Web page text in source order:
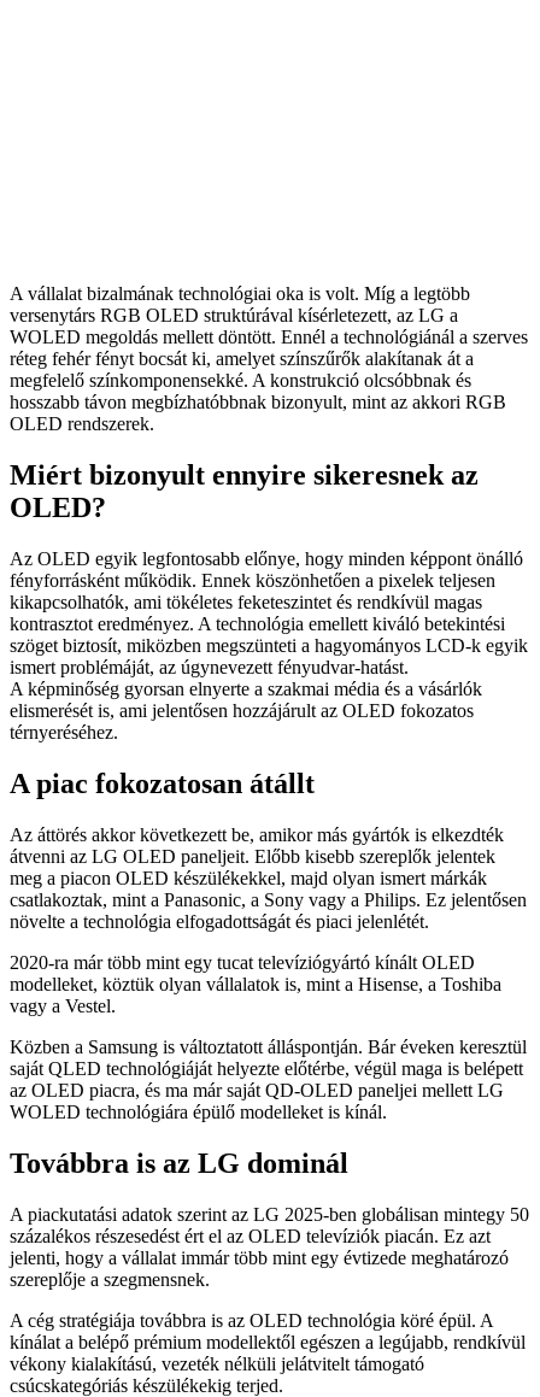
A vállalat bizalmának technológiai oka is volt. Míg a legtöbb
versenytárs RGB OLED struktúrával kísérletezett, az LG a
WOLED megoldás mellett döntött. Ennél a technológiánál a szerves
réteg fehér fényt bocsát ki, amelyet színszűrők alakítanak át a
megfelelő színkomponensekké. A konstrukció olcsóbbnak és
hosszabb távon megbízhatóbbnak bizonyult, mint az akkori RGB
OLED rendszerek.
Miért bizonyult ennyire sikeresnek az
OLED?
Az OLED egyik legfontosabb előnye, hogy minden képpont önálló
fényforrásként működik. Ennek köszönhetően a pixelek teljesen
kikapcsolhatók, ami tökéletes feketeszintet és rendkívül magas
kontrasztot eredményez. A technológia emellett kiváló betekintési
szöget biztosít, miközben megszünteti a hagyományos LCD-k egyik
ismert problémáját, az úgynevezett fényudvar-hatást.
A képminőség gyorsan elnyerte a szakmai média és a vásárlók
elismerését is, ami jelentősen hozzájárult az OLED fokozatos
térnyeréséhez.
A piac fokozatosan átállt
Az áttörés akkor következett be, amikor más gyártók is elkezdték
átvenni az LG OLED paneljeit. Előbb kisebb szereplők jelentek
meg a piacon OLED készülékekkel, majd olyan ismert márkák
csatlakoztak, mint a Panasonic, a Sony vagy a Philips. Ez jelentősen
növelte a technológia elfogadottságát és piaci jelenlétét.
2020-ra már több mint egy tucat televíziógyártó kínált OLED
modelleket, köztük olyan vállalatok is, mint a Hisense, a Toshiba
vagy a Vestel.
Közben a Samsung is változtatott álláspontján. Bár éveken keresztül
saját QLED technológiáját helyezte előtérbe, végül maga is belépett
az OLED piacra, és ma már saját QD-OLED paneljei mellett LG
WOLED technológiára épülő modelleket is kínál.
Továbbra is az LG dominál
A piackutatási adatok szerint az LG 2025-ben globálisan mintegy 50
százalékos részesedést ért el az OLED televíziók piacán. Ez azt
jelenti, hogy a vállalat immár több mint egy évtizede meghatározó
szereplője a szegmensnek.
A cég stratégiája továbbra is az OLED technológia köré épül. A
kínálat a belépő prémium modellektől egészen a legújabb, rendkívül
vékony kialakítású, vezeték nélküli jelátvitelt támogató
csúcskategóriás készülékekig terjed.